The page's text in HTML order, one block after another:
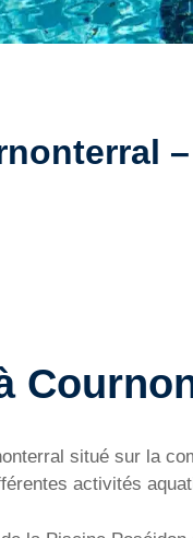
situé sur la
activités